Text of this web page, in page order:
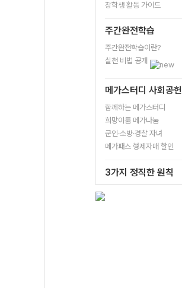
장학생 활동 가이드
주간완전학습
주간완전학습이란?
실천 비법 공개
메가스터디 사회공헌
함께하는 메가스터디
희망이룸 메가나눔
군인·소방·경찰 자녀
메가패스 형제자매 할인
3가지 정직한 원칙